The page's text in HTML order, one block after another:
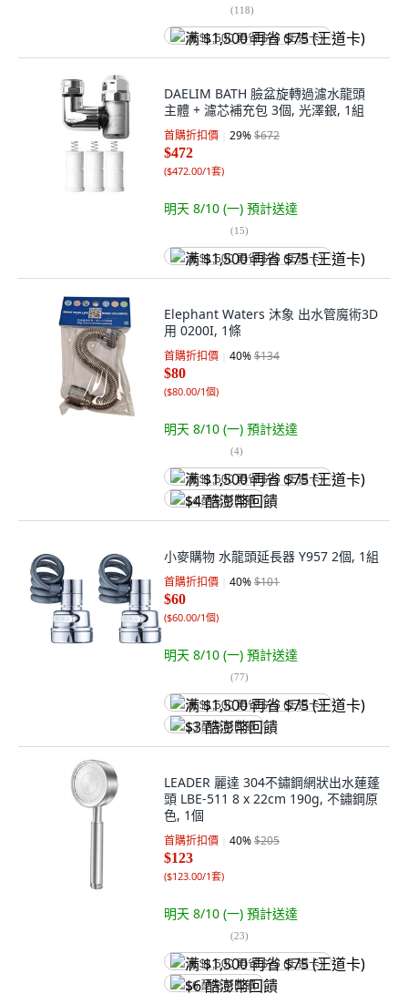
(118)
满 $1,500 再省 $75 (王道卡)
DAELIM BATH 臉盆旋轉過濾水龍頭
主體 + 濾芯補充包 3個, 光澤銀, 1組
首購折扣價 29%$672
$472
($472.00/1套)
明天 8/10 (一) 預計送達
(15)
满 $1,500 再省 $75 (王道卡)
Elephant Waters 沐象 出水管魔術3D
用 0200I, 1條
首購折扣價 40%$134
$80
($80.00/1個)
明天 8/10 (一) 預計送達
(4)
满 $1,500 再省 $75 (王道卡)
$4 酷澎幣回饋
小麥購物 水龍頭延長器 Y957 2個, 1組
首購折扣價 40%$101
$60
($60.00/1個)
明天 8/10 (一) 預計送達
(77)
满 $1,500 再省 $75 (王道卡)
$3 酷澎幣回饋
LEADER 麗達 304不鏽鋼網狀出水蓮蓬
頭 LBE-511 8 x 22cm 190g, 不鏽鋼原
色, 1個
首購折扣價 40%$205
$123
($123.00/1套)
明天 8/10 (一) 預計送達
(23)
满 $1,500 再省 $75 (王道卡)
$6 酷澎幣回饋